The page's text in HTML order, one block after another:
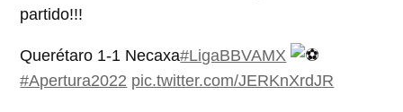
partido!!!
Querétaro 1-1 Necaxa#LigaBBVAMX
#Apertura2022 pic.twitter.com/JERKnXrdJR